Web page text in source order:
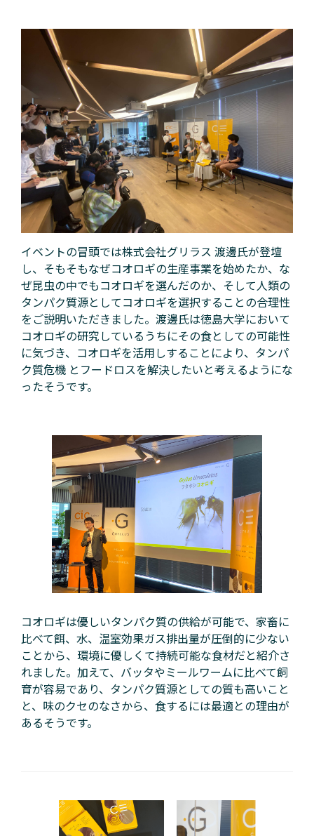
イベントの冒頭では株式会社グリラス 渡邊氏が登壇
し、そもそもなぜコオロギの生産事業を始めたか、な
ぜ昆虫の中でもコオロギを選んだのか、そして人類の
タンパク質源としてコオロギを選択することの合理性
をご説明いただきました。渡邊氏は徳島大学において
コオロギの研究しているうちにその食としての可能性
に気づき、コオロギを活用しすることにより、タンパ
ク質危機 とフードロスを解決したいと考えるようにな
ったそうです。
コオロギは優しいタンパク質の供給が可能で、家畜に
比べて餌、水、温室効果ガス排出量が圧倒的に少ない
ことから、環境に優しくて持続可能な食材だと紹介さ
れました。加えて、バッタやミールワームに比べて飼
育が容易であり、タンパク質源としての質も高いこと
と、味のクセのなさから、食するには最適との理由が
あるそうです。